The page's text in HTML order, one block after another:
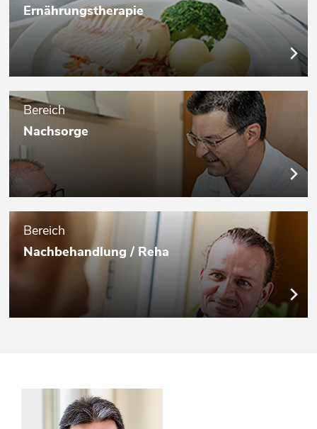
Ernährungstherapie
Bereich
Nachsorge
Bereich
Nachbehandlung / Reha